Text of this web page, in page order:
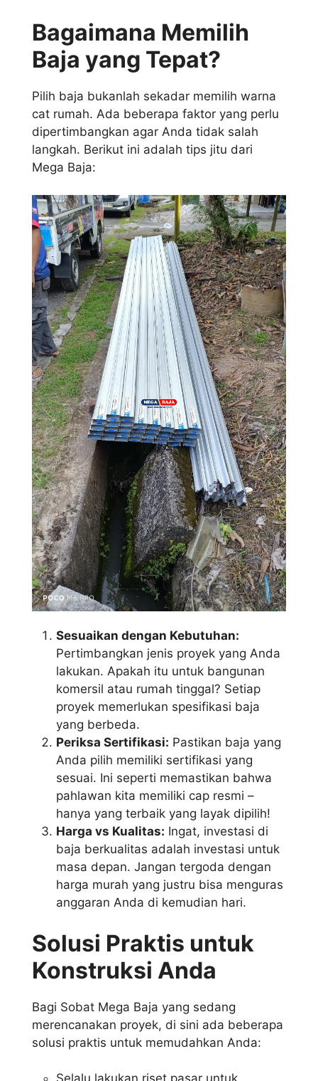
Bagaimana Memilih
Baja yang Tepat?
Pilih baja bukanlah sekadar memilih warna
cat rumah. Ada beberapa faktor yang perlu
dipertimbangkan agar Anda tidak salah
langkah. Berikut ini adalah tips jitu dari
Mega Baja:
Sesuaikan dengan Kebutuhan:
Pertimbangkan jenis proyek yang Anda
lakukan. Apakah itu untuk bangunan
komersil atau rumah tinggal? Setiap
proyek memerlukan spesifikasi baja
yang berbeda.
Periksa Sertifikasi: Pastikan baja yang
Anda pilih memiliki sertifikasi yang
sesuai. Ini seperti memastikan bahwa
pahlawan kita memiliki cap resmi –
hanya yang terbaik yang layak dipilih!
Harga vs Kualitas: Ingat, investasi di
baja berkualitas adalah investasi untuk
masa depan. Jangan tergoda dengan
harga murah yang justru bisa menguras
anggaran Anda di kemudian hari.
Solusi Praktis untuk
Konstruksi Anda
Bagi Sobat Mega Baja yang sedang
merencanakan proyek, di sini ada beberapa
solusi praktis untuk memudahkan Anda: